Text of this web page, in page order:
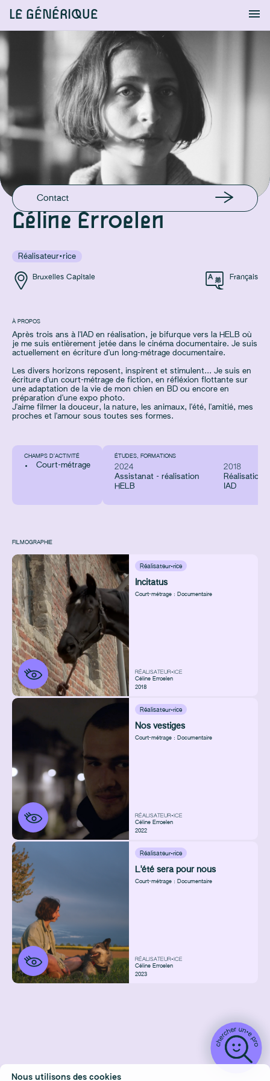
LE GÉNÉRIQUE
Chercher
Bruxelles Capitale Français
Céline Erroelen
Réalisateur·rice
À PROPOS
Après trois ans à l'IAD en réalisation, je bifurque vers la HELB où
je me suis entièrement jetée dans le cinéma documentaire. Je suis
actuellement en écriture d'un long-métrage documentaire.
Les divers horizons reposent, inspirent et stimulent... Je suis en
écriture d'un court-métrage de fiction, en réfléxion flottante sur
une adaptation de la vie de mon chien en BD ou encore en
préparation d'une expo photo.
J'aime filmer la douceur, la nature, les animaux, l'été, l'amitié, mes
proches et l'amour sous toutes ses formes.
celine.erroelen@hotmail.com
Contact
CHAMPS D’ACTIVITÉ
Court-métrage
ÉTUDES, FORMATIONS
2024
Assistanat - réalisation
HELB
2018
Réalisation
IAD
FILMOGRAPHIE
Réalisateur·rice
Incitatus
Court-métrage : Documentaire
RÉALISATEUR•ICE
Céline Erroelen
2018
Réalisateur·rice
Nos vestiges
Court-métrage : Documentaire
RÉALISATEUR•ICE
Céline Erroelen
2022
Réalisateur·rice
L'été sera pour nous
Court-métrage : Documentaire
RÉALISATEUR•ICE
Céline Erroelen
2023
Nous utilisons des cookies